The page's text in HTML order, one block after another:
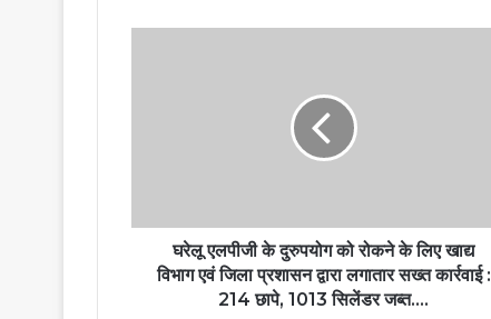
घरेलू एलपीजी के दुरुपयोग को रोकने के लिए खाद्य
विभाग एवं जिला प्रशासन द्वारा लगातार सख्त कार्रवाई :
214 छापे, 1013 सिलेंडर जब्त….